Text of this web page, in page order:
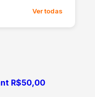
Ver todas
R$50,00